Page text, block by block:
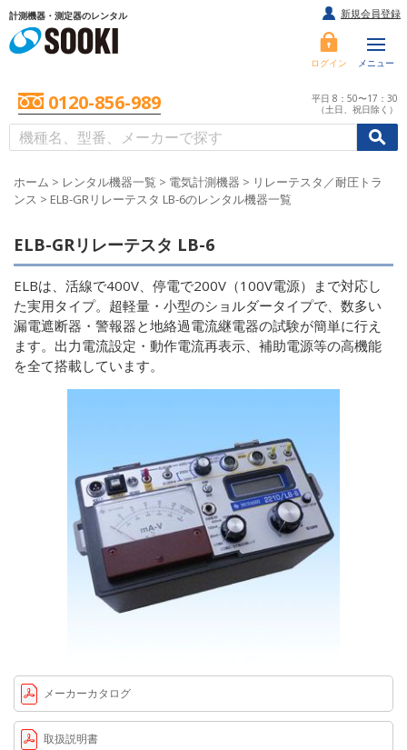
計測機器・測定器のレンタル
ログイン メニュー
0120-856-989
平日 8：50〜17：30
（土日、祝日除く）
//
新規会員登録
ホーム > レンタル機器一覧 > 電気計測機器 > リレーテスタ／耐圧トラ
ンス > ELB-GRリレーテスタ LB-6のレンタル機器一覧
ELB-GRリレーテスタ LB-6
ELBは、活線で400V、停電で200V（100V電源）まで対応し
た実用タイプ。超軽量・小型のショルダータイプで、数多い
漏電遮断器・警報器と地絡過電流継電器の試験が簡単に行え
ます。出力電流設定・動作電流再表示、補助電源等の高機能
を全て搭載しています。
メーカーカタログ
取扱説明書